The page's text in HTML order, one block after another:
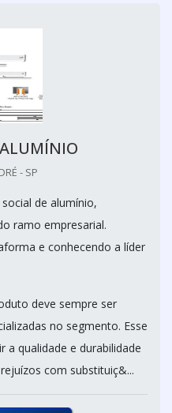
- SP
de alumínio,
ramo empresarial.
e conhecendo a líder
deve sempre ser
no segmento. Esse
a qualidade e durabilidade
com substituiç&...